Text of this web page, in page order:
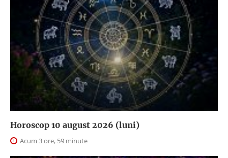
Horoscop 10 august 2026 (luni)
Acum 3 ore, 59 minute